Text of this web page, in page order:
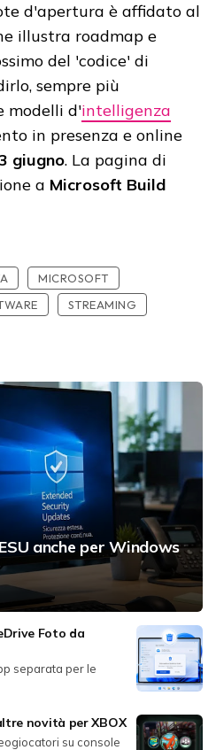
d'apertura è affidato al
illustra roadmap e
del 'codice' di
sempre più
modelli d'intelligenza
in presenza e online
giugno. La pagina di
a Microsoft Build
MICROSOFT
STREAMING
anche per Windows
Foto da
separata per le
novità per XBOX
su console